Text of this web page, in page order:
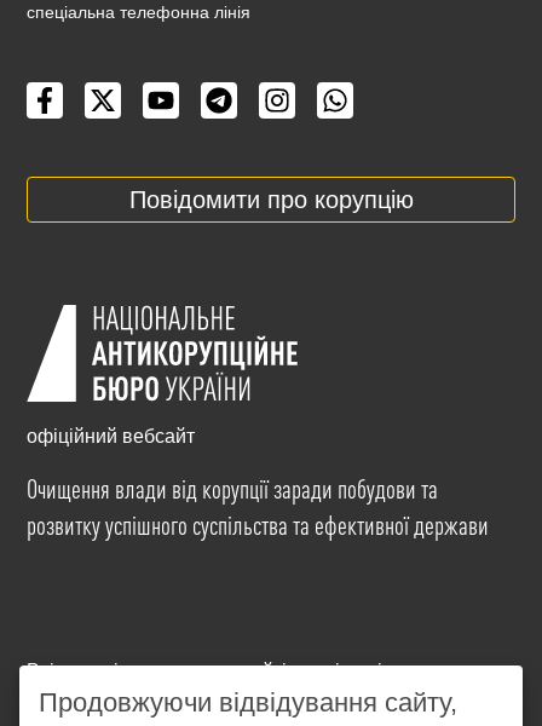
cпеціальна телефонна лінія
Повідомити про корупцію
офіційний вебсайт
Очищення влади від корупції заради побудови та
розвитку успішного суспільства та ефективної держави
Всі матеріали на цьому сайті розміщені на умовах
ліцензіїCreative Commons Attribution-NonCommercial-
Продовжуючи відвідування сайту,